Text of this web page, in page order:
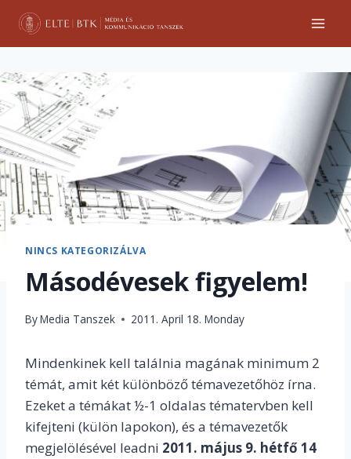
Skip
content
NINCS KATEGORIZÁLVA
Másodévesek figyelem!
ByMedia Tanszek 2011. April 18. Monday
Mindenkinek kell találnia magának minimum 2
témát, amit két különböző témavezetőhöz írna.
Ezeket a témákat ½-1 oldalas tématervben kell
kifejteni (külön lapokon), és a témavezetők
megjelölésével leadni 2011. május 9. hétfő 14